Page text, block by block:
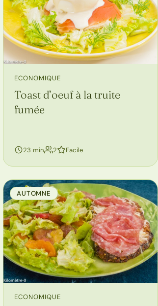
ECONOMIQUE
Toast d’oeuf à la truite
fumée
23 min 2personnes
Facile
AUTOMNE
ECONOMIQUE